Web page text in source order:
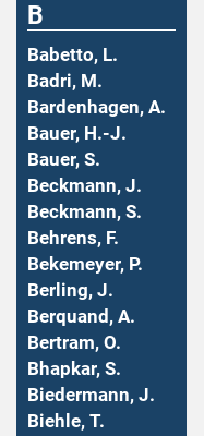
B
Babetto, L.
Badri, M.
Bardenhagen, A.
Bauer, H.-J.
Bauer, S.
Beckmann, J.
Beckmann, S.
Behrens, F.
Bekemeyer, P.
Berling, J.
Berquand, A.
Bertram, O.
Bhapkar, S.
Biedermann, J.
Biehle, T.